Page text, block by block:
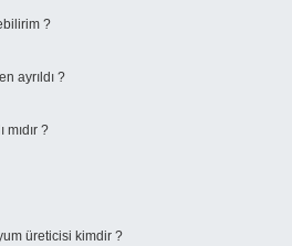
?
ayrıldı ?
?
üreticisi kimdir ?